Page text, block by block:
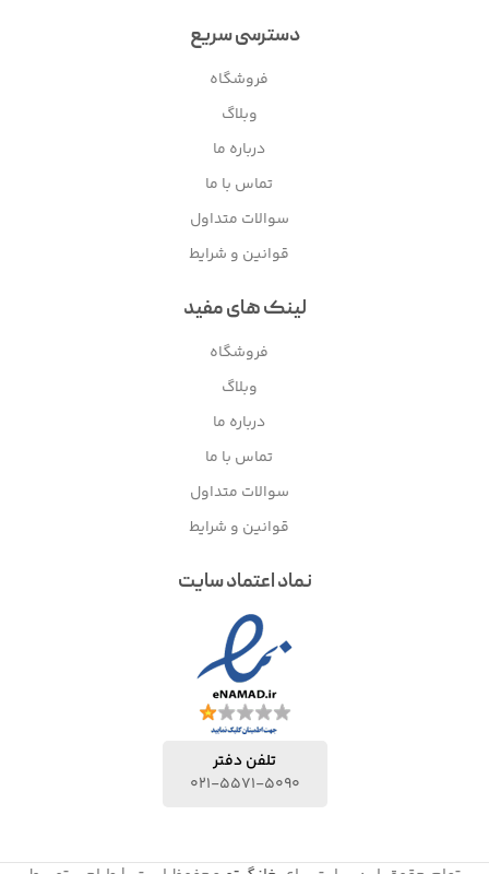
دسترسی سریع
فروشگاه
وبلاگ
درباره ما
تماس با ما
سوالات متداول
قوانین و شرایط
لینک های مفید
فروشگاه
وبلاگ
درباره ما
تماس با ما
سوالات متداول
قوانین و شرایط
نماد اعتماد سایت
تلفن دفتر
021-5571-5090